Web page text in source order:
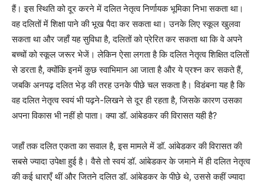
हैं। इस स्थिति को दूर करने में दलित नेतृत्व निर्णायक भूमिका निभा सकता था।
वह दलितों में शिक्षा पाने की भूख पैदा कर सकता था। उनके लिए स्कूल खुलवा
सकता था और जहाँ यह सुविधा है, दलितों को प्रेरित कर सकता था कि वे अपने
बच्चों को स्कूल जरूर भेजें। लेकिन ऐसा लगता है कि दलित नेतृत्व शिक्षित दलितों
से डरता है, क्योंकि इनमें कुछ स्वाभिमान आ जाता है और ये प्रश्न कर सकते हैं,
जबकि अनपढ़ दलित भेड़ की तरह उनके पीछे चल सकता है। विडंबना यह है कि
वह दलित नेतृत्व स्वयं भी पढ़ने-लिखने से दूर ही रहता है, जिसके कारण उसका
अपना विकास भी नहीं हो पाता। क्या डॉ. आंबेडकर की विरासत यही है?
जहाँ तक दलित एकता का सवाल है, इस मामले में डॉ. आंबेडकर की विरासत की
सबसे ज्यादा उपेक्षा हुई है। वैसे तो स्वयं डॉ. आंबेडकर के जमाने में ही दलित नेतृत्व
की कई धाराएँ थीं और जितने दलित डॉ. आंबेडकर के पीछे थे, उससे कहीं ज्यादा